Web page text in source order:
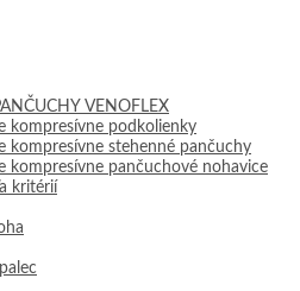
VENOFLEX
kompresívne podkolienky
kompresívne stehenné pančuchy
kompresívne pančuchové nohavice
kritérií